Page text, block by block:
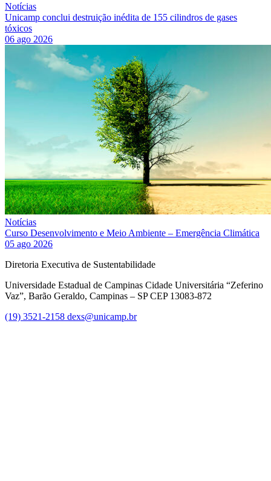
Notícias
Unicamp conclui destruição inédita de 155 cilindros de gases
tóxicos
06 ago 2026
Notícias
Curso Desenvolvimento e Meio Ambiente – Emergência Climática
05 ago 2026
Diretoria Executiva de Sustentabilidade
Universidade Estadual de Campinas Cidade Universitária “Zeferino
Vaz”, Barão Geraldo, Campinas – SP CEP 13083-872
(19) 3521-2158 dexs@unicamp.br